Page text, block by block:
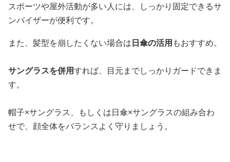
スポーツや屋外活動が多い人には、しっかり固定できるサ
ンバイザーが便利です。
また、髪型を崩したくない場合は日傘の活用もおすすめ。
サングラスを併用すれば、目元までしっかりガードできま
す。
帽子×サングラス、もしくは日傘×サングラスの組み合わ
せで、顔全体をバランスよく守りましょう。